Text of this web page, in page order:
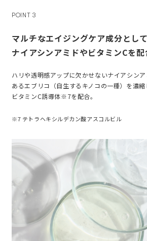
POINT 3
マルチなエイジングケア成分として
ナイアシンアミドやビタミンCを配
ハリや透明感アップに欠かせないナイアシン
あるエブリコ（自生するキノコの一種）を濃
ビタミンC誘導体※7を配合。
※7 テトラヘキシルデカン酸アスコルビル